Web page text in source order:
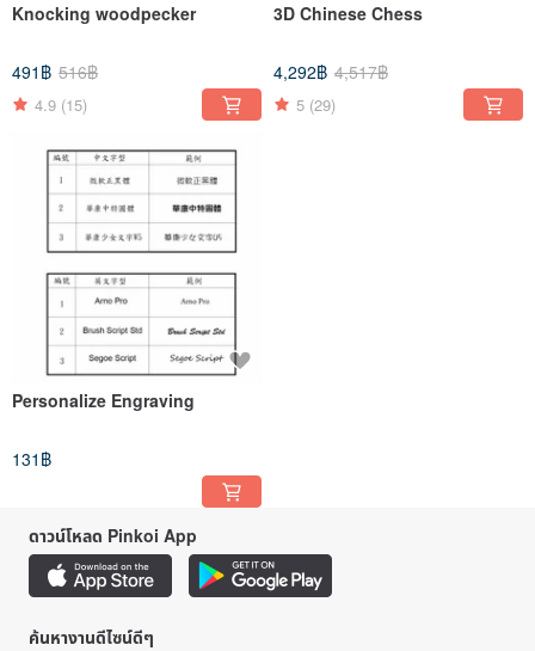
Knocking woodpecker
491฿ 516฿
4.9 (15)
3D Chinese Chess
4,292฿ 4,517฿
5 (29)
Personalize Engraving
131฿
ดาวน์โหลด Pinkoi App
ค้นหางานดีไซน์ดีๆ